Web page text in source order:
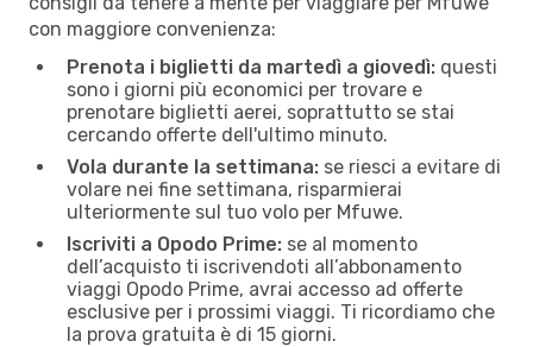
con maggiore convenienza:
Prenota i biglietti da martedì a giovedì: questi
sono i giorni più economici per trovare e
prenotare biglietti aerei, soprattutto se stai
cercando offerte dell'ultimo minuto.
Vola durante la settimana: se riesci a evitare di
volare nei fine settimana, risparmierai
ulteriormente sul tuo volo per Mfuwe.
Iscriviti a Opodo Prime: se al momento
dell’acquisto ti iscrivendoti all’abbonamento
viaggi Opodo Prime, avrai accesso ad offerte
esclusive per i prossimi viaggi. Ti ricordiamo che
la prova gratuita è di 15 giorni.